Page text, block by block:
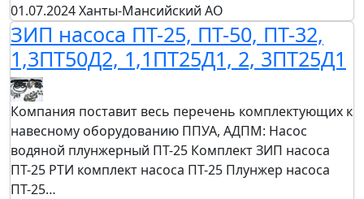
01.07.2024Ханты-Мансийский АО
ЗИП насоса ПТ-25, ПТ-50, ПТ-32,
1,3ПТ50Д2, 1,1ПТ25Д1, 2, 3ПТ25Д1
Компания поставит весь перечень комплектующих к
навесному оборудованию ППУА, АДПМ: Насос
водяной плунжерный ПТ-25 Комплект ЗИП насоса
ПТ-25 РТИ комплект насоса ПТ-25 Плунжер насоса
ПТ-25…